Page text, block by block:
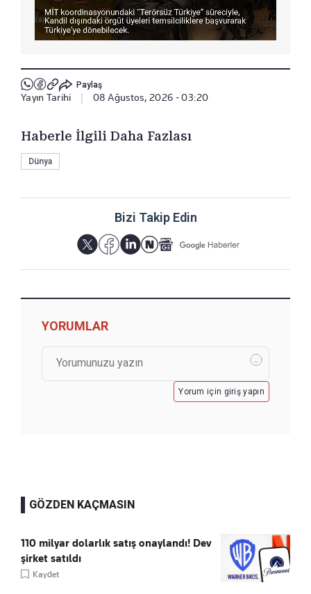
Paylaş
Yayın Tarihi 08 Ağustos, 2026 - 03:20
Haberle İlgili Daha Fazlası
Dünya
Bizi Takip Edin
YORUMLAR
Yorum için giriş yapın
GÖZDEN KAÇMASIN
110 milyar dolarlık satış onaylandı! Dev
şirket satıldı
Kaydet